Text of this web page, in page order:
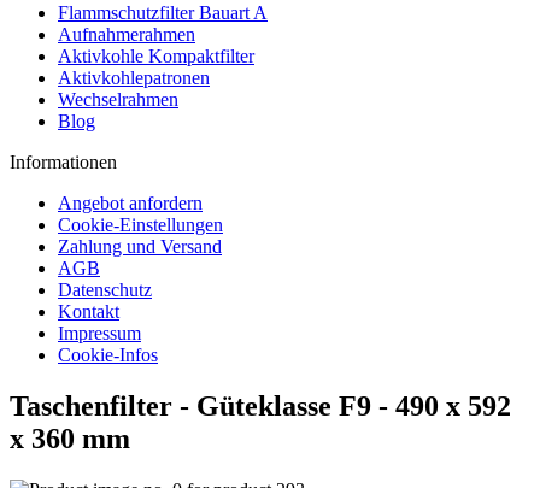
Flammschutzfilter Bauart A
Aufnahmerahmen
Aktivkohle Kompaktfilter
Aktivkohlepatronen
Wechselrahmen
Blog
Informationen
Angebot anfordern
Cookie-Einstellungen
Zahlung und Versand
AGB
Datenschutz
Kontakt
Impressum
Cookie-Infos
Taschenfilter - Güteklasse F9 - 490 x 592
x 360 mm